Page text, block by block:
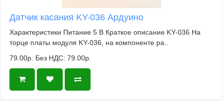
Датчик касания KY-036 Ардуино
Характеристики Питание 5 В Краткое описание KY-036 На
торце платы модуля KY-036, на компоненте ра..
79.00р. Без НДС: 79.00р.